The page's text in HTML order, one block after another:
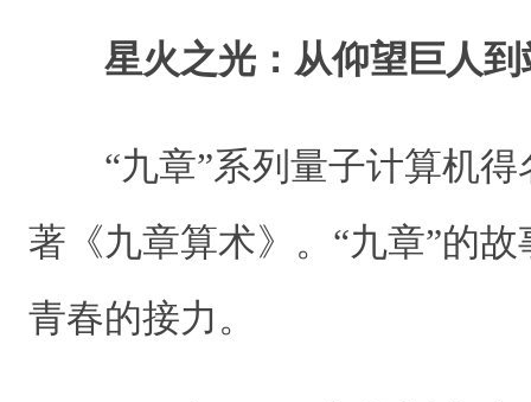
星火之光：从仰望巨人
“九章”系列量子计算机
著《九章算术》。“九章”的
青春的接力。